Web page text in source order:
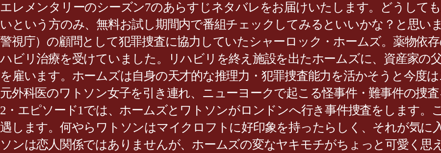
エレメンタリーのシーズン7のあらすじネタバレをお届けいたします。どうして
いという方のみ、無料お試し期間内で番組チェックしてみるといいかな？と思い
警視庁）の顧問として犯罪捜査に協力していたシャーロック・ホームズ。薬物依
ハビリ治療を受けていました。リハビリを終え施設を出たホームズに、資産家の
を雇います。ホームズは自身の天才的な推理力・犯罪捜査能力を活かそうと今度
元外科医のワトソン女子を引き連れ、ニューヨークで起こる怪事件・難事件の捜
2・エピソード1では、ホームズとワトソンがロンドンへ行き事件捜査をします。
遇します。何やらワトソンはマイクロフトに好印象を持ったらしく、それが気に
ソンは恋人関係ではありませんが、ホームズの変なヤキモチがちょっと可愛く思